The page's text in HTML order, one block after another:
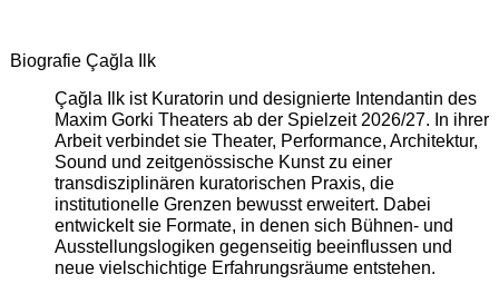
Biografie Çağla Ilk
Çağla Ilk ist Kuratorin und designierte Intendantin des
Maxim Gorki Theaters ab der Spielzeit 2026/27. In ihrer
Arbeit verbindet sie Theater, Performance, Architektur,
Sound und zeitgenössische Kunst zu einer
transdisziplinären kuratorischen Praxis, die
institutionelle Grenzen bewusst erweitert. Dabei
entwickelt sie Formate, in denen sich Bühnen- und
Ausstellungslogiken gegenseitig beeinflussen und
neue vielschichtige Erfahrungsräume entstehen.